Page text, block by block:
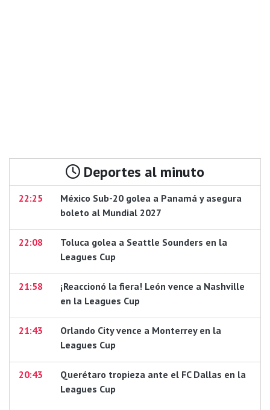
Deportes al minuto
22:25
México Sub-20 golea a Panamá y asegura
boleto al Mundial 2027
22:08
Toluca golea a Seattle Sounders en la
Leagues Cup
21:58
¡Reaccionó la fiera! León vence a Nashville
en la Leagues Cup
21:43
Orlando City vence a Monterrey en la
Leagues Cup
20:43
Querétaro tropieza ante el FC Dallas en la
Leagues Cup